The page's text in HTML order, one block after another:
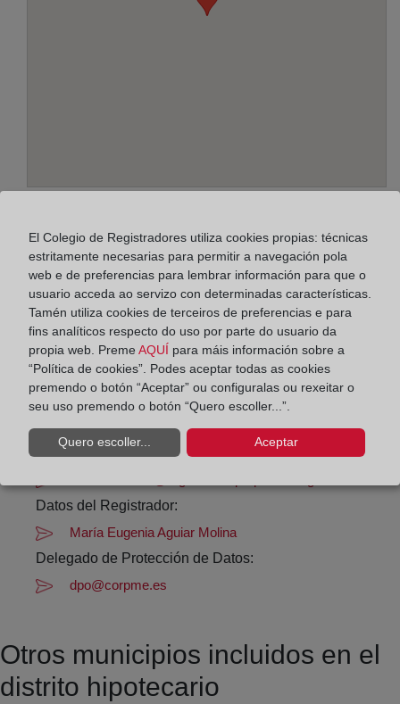
Extremadura, 7 - local 9, 11170
Horario:
De lunes a viernes de 09:00 a 17:00 horas
Agosto: De lunes a viernes de 09:00 a 14:00 horas
Los días 24 y 31 de diciembre de 09:00 a 14:00
horas
(956) 41 00 36
Datos del Registrador:
María Eugenia Aguiar Molina
Delegado de Protección de Datos:
dpo@corpme.es
Otros municipios incluidos en el
distrito hipotecario
El Colegio de Registradores utiliza cookies propias: técnicas
estritamente necesarias para permitir a navegación pola
web e de preferencias para lembrar información para que o
usuario acceda ao servizo con determinadas características.
Tamén utiliza cookies de terceiros de preferencias e para
fins analíticos respecto do uso por parte do usuario da
propia web. Preme AQUÍ para máis información sobre a
“Política de cookies”. Podes aceptar todas as cookies
premendo o botón “Aceptar” ou configuralas ou rexeitar o
seu uso premendo o botón “Quero escoller...”.
Quero escoller... Aceptar